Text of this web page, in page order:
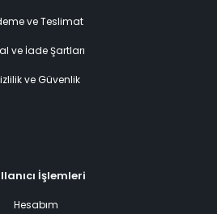
ve Teslimat
ve İade Şartları
ve Güvenlik
İşlemleri
Hesabım